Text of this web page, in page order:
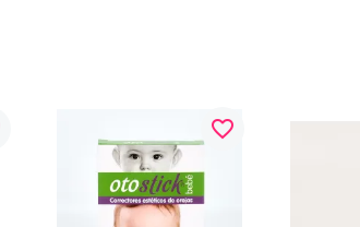
favorite_border